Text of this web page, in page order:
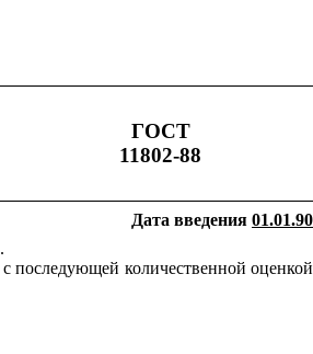
ГОСТ
11802-88
Дата введения 01.01.90
последующей количественной оценкой